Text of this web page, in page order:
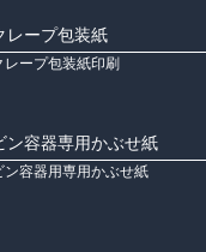
レープ包装紙
レープ包装紙印刷
ン容器専用かぶせ紙
ン容器用専用かぶせ紙